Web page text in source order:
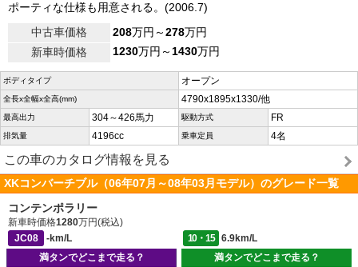
ポーティな仕様も用意される。(2006.7)
中古車価格
208万円～278万円
新車時価格
1230万円～1430万円
ボディタイプ オープン
全長x全幅x全高(mm) 4790x1895x1330/他
最高出力 304～426馬力 駆動方式 FR
排気量 4196cc 乗車定員 4名
この車のカタログ情報を見る
XKコンバーチブル（06年07月～08年03月モデル）のグレード一覧
コンテンポラリー
新車時価格1280万円(税込)
JC08
-km/L 10・15
6.9km/L
満タンでどこまで走る？
満タンでどこまで走る？